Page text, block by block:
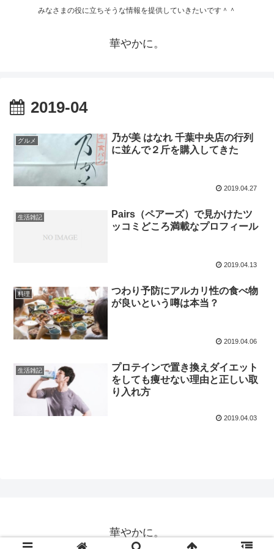
みなさまの役に立ちそうな情報を提供していきたいです＾＾
華やかに。
2019-04
グルメ
乃が美 はなれ 千葉中央店の行列
に並んで２斤を購入してきた
2019.04.27
生活雑記
Pairs（ペアーズ）で見かけたツ
ッコミどころ満載なプロフィール
2019.04.13
料理
つわり予防にアルカリ性の食べ物
が良いという噂は本当？
2019.04.06
生活雑記
プロテインで置き換えダイエット
をしても痩せない理由と正しい取
り入れ方
2019.04.03
華やかに。